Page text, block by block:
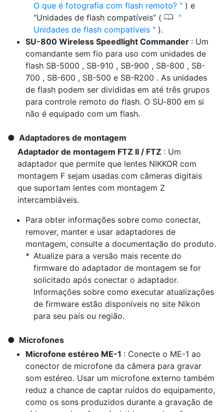
O que é fotografia com flash remoto?
) e
“Unidades de flash compatíveis” ( 0
Unidades de flash compatíveis
).
SU-800 Wireless Speedlight Commander : Um
comandante sem fio para uso com unidades de
flash SB-5000 , SB-910 , SB-900 , SB-800 , SB-
700 , SB-600 , SB-500 e SB-R200 . As unidades
de flash podem ser divididas em até três grupos
para controle remoto do flash. O SU‑800 em si
não é equipado com um flash.
Adaptadores de montagem
Adaptador de montagem FTZ II / FTZ : Um
adaptador que permite que lentes NIKKOR com
montagem F sejam usadas com câmeras digitais
que suportam lentes com montagem Z
intercambiáveis.
Para obter informações sobre como conectar,
remover, manter e usar adaptadores de
montagem, consulte a documentação do produto.
Atualize para a versão mais recente do
firmware do adaptador de montagem se for
solicitado após conectar o adaptador.
Informações sobre como executar atualizações
de firmware estão disponíveis no site Nikon
para seu país ou região.
Microfones
Microfone estéreo ME-1 : Conecte o ME-1 ao
conector de microfone da câmera para gravar
som estéreo. Usar um microfone externo também
reduz a chance de captar ruídos do equipamento,
como os sons produzidos durante a gravação de